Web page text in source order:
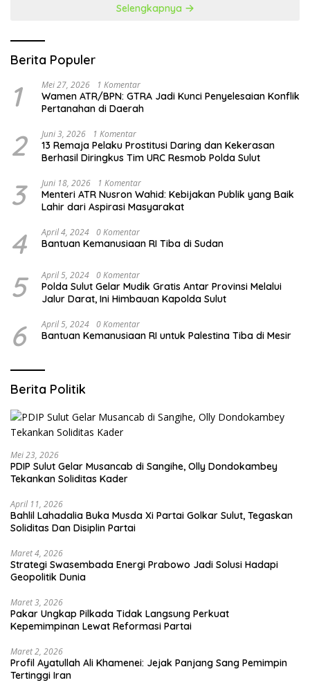
Selengkapnya
Berita Populer
1 Mei 27, 2026 1 Komentar
Wamen ATR/BPN: GTRA Jadi Kunci Penyelesaian Konflik
Pertanahan di Daerah
2 Juni 3, 2026 1 Komentar
13 Remaja Pelaku Prostitusi Daring dan Kekerasan
Berhasil Diringkus Tim URC Resmob Polda Sulut
3 Juni 18, 2026 1 Komentar
Menteri ATR Nusron Wahid: Kebijakan Publik yang Baik
Lahir dari Aspirasi Masyarakat
4 April 4, 2024 0 Komentar
Bantuan Kemanusiaan RI Tiba di Sudan
5 April 5, 2024 0 Komentar
Polda Sulut Gelar Mudik Gratis Antar Provinsi Melalui
Jalur Darat, Ini Himbauan Kapolda Sulut
6 April 5, 2024 0 Komentar
Bantuan Kemanusiaan RI untuk Palestina Tiba di Mesir
Berita Politik
Mei 23, 2026
PDIP Sulut Gelar Musancab di Sangihe, Olly Dondokambey
Tekankan Soliditas Kader
April 11, 2026
Bahlil Lahadalia Buka Musda Xi Partai Golkar Sulut, Tegaskan
Soliditas Dan Disiplin Partai
Maret 4, 2026
Strategi Swasembada Energi Prabowo Jadi Solusi Hadapi
Geopolitik Dunia
Maret 3, 2026
Pakar Ungkap Pilkada Tidak Langsung Perkuat
Kepemimpinan Lewat Reformasi Partai
Maret 2, 2026
Profil Ayatullah Ali Khamenei: Jejak Panjang Sang Pemimpin
Tertinggi Iran